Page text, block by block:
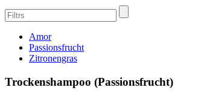
Amor
Passionsfrucht
Zitronengras
Trockenshampoo (Passionsfrucht)